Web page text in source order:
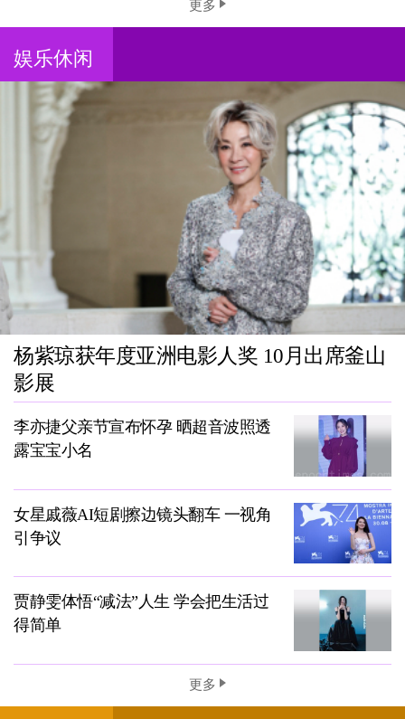
更多
娱乐休闲
杨紫琼获年度亚洲电影人奖 10月出席釜山
影展
李亦捷父亲节宣布怀孕 晒超音波照透
露宝宝小名
女星戚薇AI短剧擦边镜头翻车 一视角
引争议
贾静雯体悟“减法”人生 学会把生活过
得简单
更多